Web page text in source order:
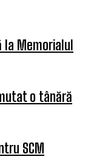
la Memorialul
o tânără
SCM